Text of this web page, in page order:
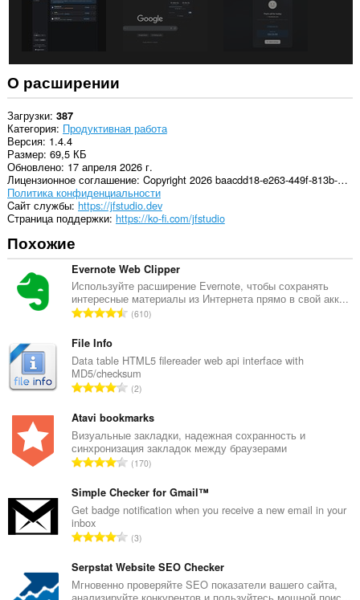
интернете.
О расширении
Загрузки 387
Категория Продуктивная работа
Версия 1.4.4
Размер 69,5 КБ
Обновлено 17 апреля 2026 г.
Лицензионное соглашение
Copyright 2026 baacdd18-e263-449f-813b-e4998a2fde7d
Политика конфиденциальности
Cайт службы https://jfstudio.dev
Страница поддержки https://ko-fi.com/jfstudio
Похожие
Evernote Web Clipper
Используйте расширение Evernote, чтобы сохранять
интересные материалы из Интернета прямо в свой акк...
В
г
о
о
е
н
о
к
:
610
File Info
Data table HTML5 filereader web api interface with
MD5/checksum
В
е
г
о
о
е
н
о
к
:
2
Atavi bookmarks
Визуальные закладки, надежная сохранность и
синхронизация закладок между браузерами
В
е
г
о
е
н
170
Simple Checker for Gmail™
Get badge notification when you receive a new email in your
inbox
В
е
г
3
Serpstat Website SEO Checker
Мгновенно проверяйте SEO показатели вашего сайта,